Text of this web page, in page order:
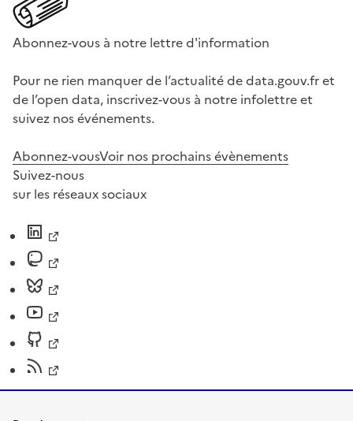
Abonnez-vous à notre lettre d'information
Pour ne rien manquer de l’actualité de data.gouv.fr et
de l’open data, inscrivez-vous à notre infolettre et
suivez nos événements.
Abonnez-vousVoir nos prochains évènements
Suivez-nous
sur les réseaux sociaux